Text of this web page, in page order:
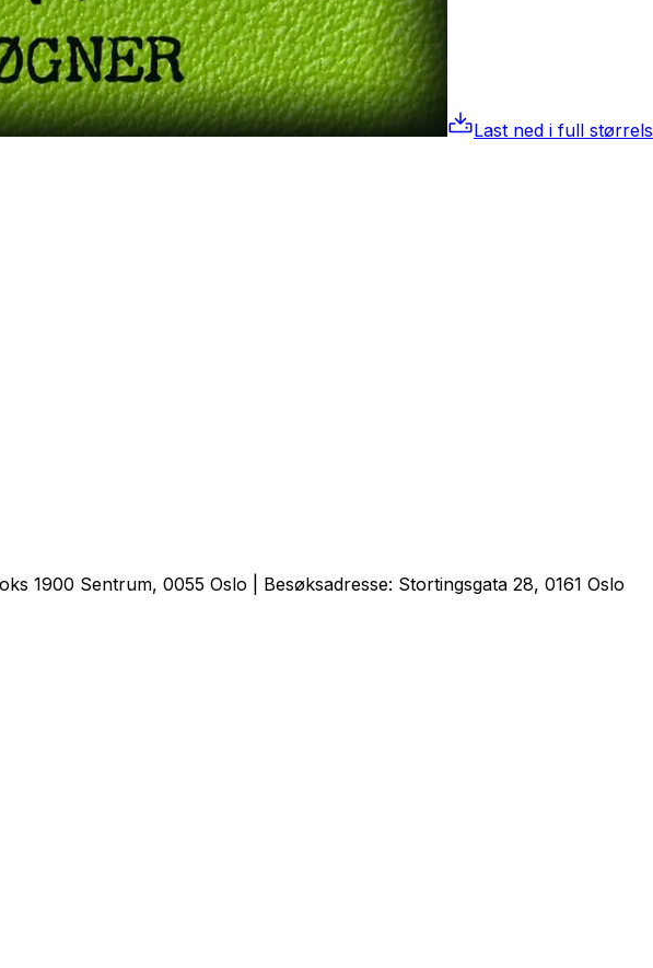
Last ned i full
1900 Sentrum, 0055 Oslo | Besøksadresse: Stortingsgata 28, 0161 Oslo